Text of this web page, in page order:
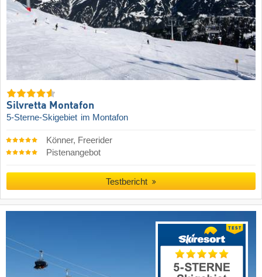
Silvretta Montafon
5-Sterne-Skigebiet im Montafon
Könner, Freerider
Pistenangebot
Testbericht